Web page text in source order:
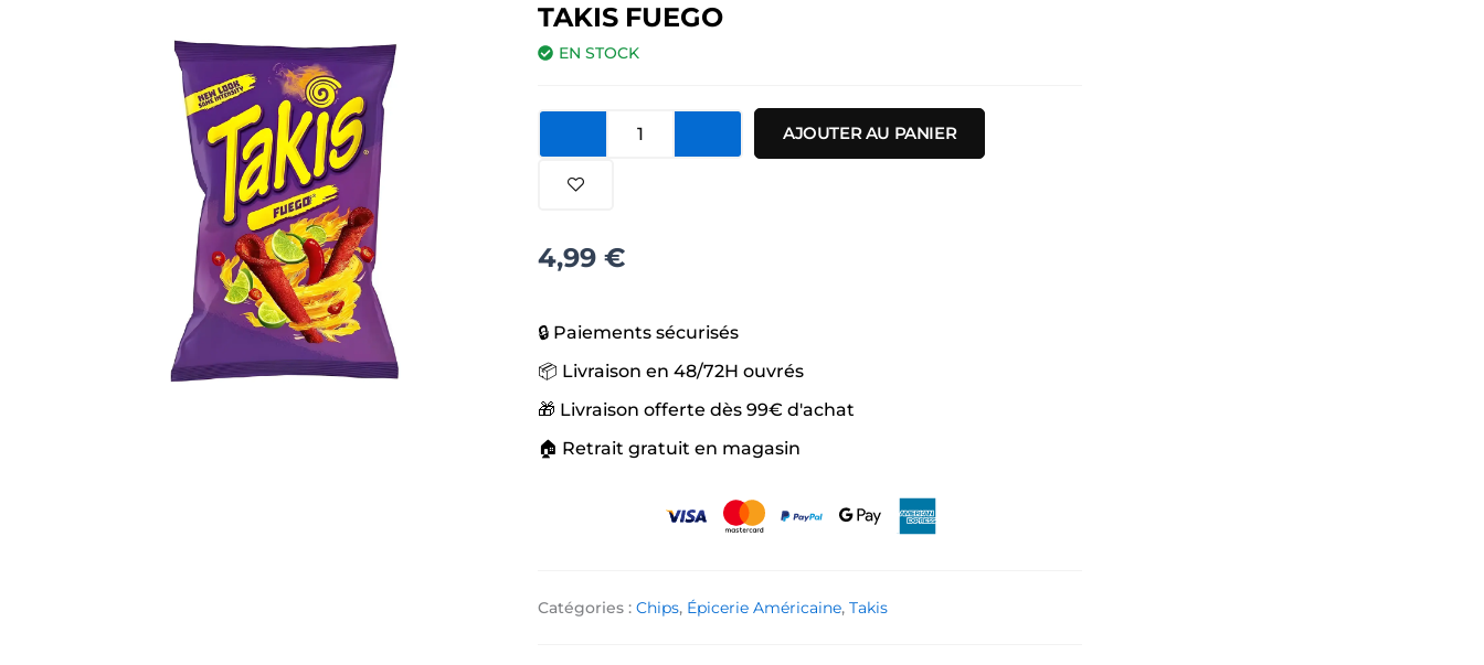
TAKIS FUEGO
EN STOCK
quantité
AJOUTER AU PANIER
4,99 €
🔒 Paiements sécurisés
📦 Livraison en 48/72H ouvrés
🎁 Livraison offerte dès 99€ d'achat
🏠 Retrait gratuit en magasin
Catégories : Chips, Épicerie Américaine, Takis